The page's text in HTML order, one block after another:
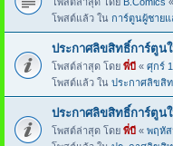
โพสต์แล้ว ใน การ์ตูนผู้ชาย
ประกาศลิขสิทธิ์การ์ตูนใ
โพสต์ล่าสุด โดย พี่บี « ศุกร์
โพสต์แล้ว ใน ประกาศลิขสิ
ประกาศลิขสิทธิ์การ์ตูน
โพสต์ล่าสุด โดย พี่บี « พฤหัส